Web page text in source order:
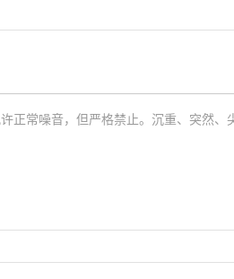
常噪音，但严格禁止。沉重、突然、